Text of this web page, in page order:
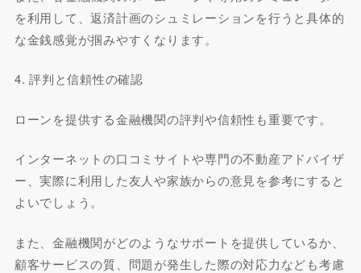
を利用して、返済計画のシュミレーションを行うと具体的
な金銭感覚が掴みやすくなります。
4. 評判と信頼性の確認
ローンを提供する金融機関の評判や信頼性も重要です。
インターネットの口コミサイトや専門の不動産アドバイザ
ー、実際に利用した友人や家族からの意見を参考にすると
よいでしょう。
また、金融機関がどのようなサポートを提供しているか、
顧客サービスの質、問題が発生した際の対応力なども考慮